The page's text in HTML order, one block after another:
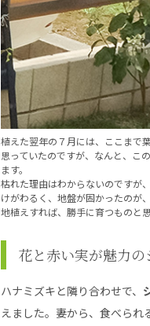
植えた翌年の７月には、ここまで
思っていたのですが、なんと、こ
ます。
枯れた理由はわからないのですが
けがわるく、地盤が固かったのが
地植えすれば、勝手に育つものと
花と赤い実が魅力
ハナミズキと隣り合わせで、
えました。妻から、食べられ